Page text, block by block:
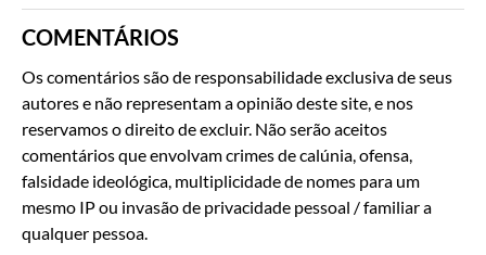
COMENTÁRIOS
Os comentários são de responsabilidade exclusiva de seus
autores e não representam a opinião deste site, e nos
reservamos o direito de excluir. Não serão aceitos
comentários que envolvam crimes de calúnia, ofensa,
falsidade ideológica, multiplicidade de nomes para um
mesmo IP ou invasão de privacidade pessoal / familiar a
qualquer pessoa.